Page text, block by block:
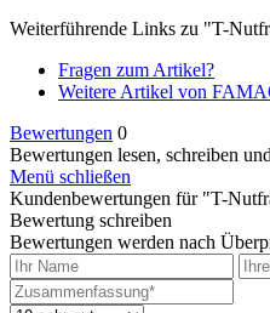
Weiterführende Links zu "T-
Fragen zum Artikel?
Weitere Artikel von
Bewertungen 0
Bewertungen lesen, schreiben
Menü schließen
Kundenbewertungen für "T-
Bewertung schreiben
Bewertungen werden nach